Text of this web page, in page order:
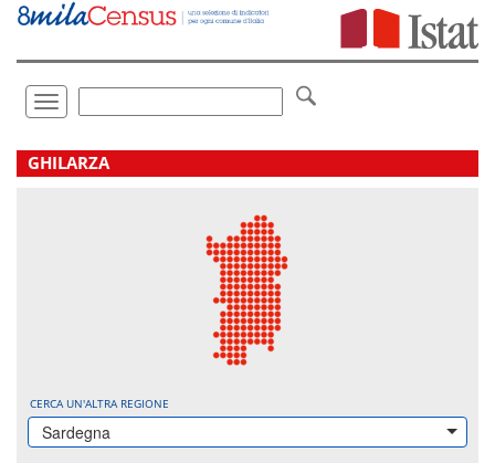
Vai
direttamente
Toggle
navigation
.
GHILARZA
CERCA UN'ALTRA REGIONE
Sardegna